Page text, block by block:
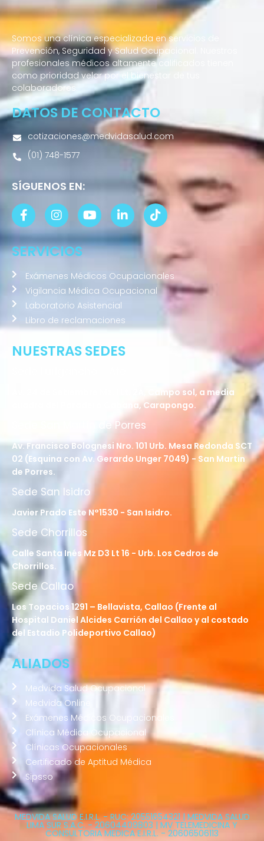
Somos una clínica especializada en servicios de
Prevención, Seguridad y Salud Ocupacional. Nuestros
profesionales médicos altamente calificados tienen
como prioridad velar por el bienestar de tus
colaboradores.
DATOS DE CONTACTO
cotizaciones@medvidasalud.com
(01) 748-1577
SÍGUENOS EN:
NUESTRAS SEDES
Av. 24 de Setiembre Mz. I Lt. 2A, Campo sol, a media
cuadra del Paradero Cabana, Carapongo.
Sede San Martín de Porres
Av. Francisco Bolognesi Nro. 101 Urb. Mesa Redonda SCT
02 (Esquina con Av. Gerardo Unger 7049) - San Martin
de Porres.
Sede San Isidro
Javier Prado Este N°1530 - San Isidro.
Sede Chorrillos
Calle Santa Inés Mz D3 Lt 16 - Urb. Los Cedros de
Chorrillos.
Sede Callao
Los Topacios 1291 – Bellavista, Callao (Frente al
Hospital Daniel Alcides Carrión del Callao y al costado
del Estadio Polideportivo Callao)
SERVICIOS
Exámenes Médicos Ocupacionales
Vigilancia Médica Ocupacional
Laboratorio Asistencial
Libro de reclamaciones
ALIADOS
Medvida Salud Ocupacional
Medvida Online
Exámenes Médicos Ocupacionales
Clínica Médica Ocupacional
Clínicas Ocupacionales
Certificado de Aptitud Médica
Sipsso
MEDVIDA SALUD E.I.R.L. - RUC: 20551654321 | MEDVIDA SALUD
LIMA SUR S.A.C. - 20604409803 | MV TELEMEDICINA Y
CONSULTORIA MEDICA E.I.R.L. - 20606506113